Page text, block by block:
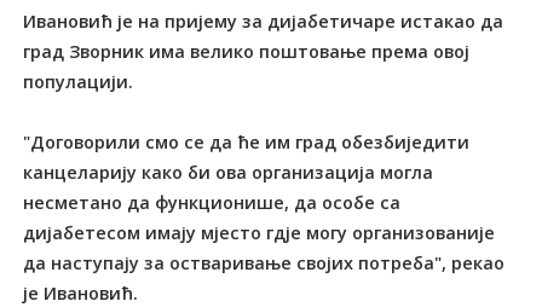
Ивановић је на пријему за дијабетичаре истакао да
град Зворник има велико поштовање према овој
популацији.
"Договорили смо се да ће им град обезбиједити
канцеларију како би ова организација могла
несметано да функционише, да особе са
дијабетесом имају мјесто гдје могу организованије
да наступају за остваривање својих потреба", рекао
је Ивановић.